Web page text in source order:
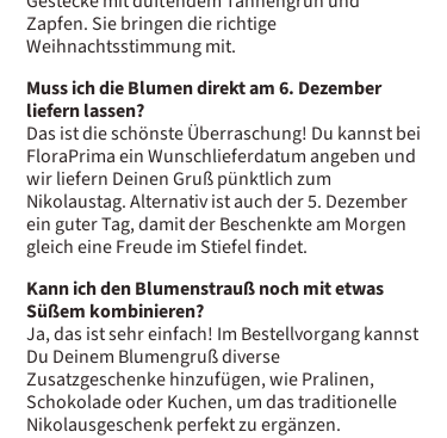
Zapfen. Sie bringen die richtige
Weihnachtsstimmung mit.
Muss ich die Blumen direkt am 6. Dezember
liefern lassen?
Das ist die schönste Überraschung! Du kannst bei
FloraPrima ein Wunschlieferdatum angeben und
wir liefern Deinen Gruß pünktlich zum
Nikolaustag. Alternativ ist auch der 5. Dezember
ein guter Tag, damit der Beschenkte am Morgen
gleich eine Freude im Stiefel findet.
Kann ich den Blumenstrauß noch mit etwas
Süßem kombinieren?
Ja, das ist sehr einfach! Im Bestellvorgang kannst
Du Deinem Blumengruß diverse
Zusatzgeschenke hinzufügen, wie Pralinen,
Schokolade oder Kuchen, um das traditionelle
Nikolausgeschenk perfekt zu ergänzen.